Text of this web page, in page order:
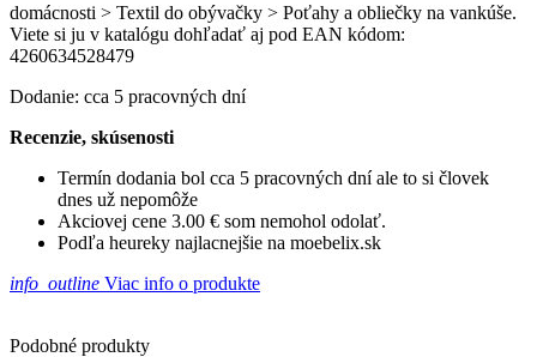
domácnosti > Textil do obývačky > Poťahy a obliečky na vankúše.
Viete si ju v katalógu dohľadať aj pod EAN kódom:
4260634528479
Dodanie: cca 5 pracovných dní
Recenzie, skúsenosti
Termín dodania bol cca 5 pracovných dní ale to si človek
dnes už nepomôže
Akciovej cene 3.00 € som nemohol odolať.
Podľa heureky najlacnejšie na moebelix.sk
info_outline Viac info o produkte
Podobné produkty